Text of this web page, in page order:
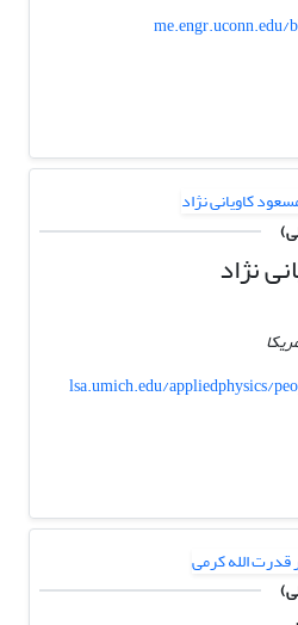
نژاد
lsa.umich.edu/appliedphysics/